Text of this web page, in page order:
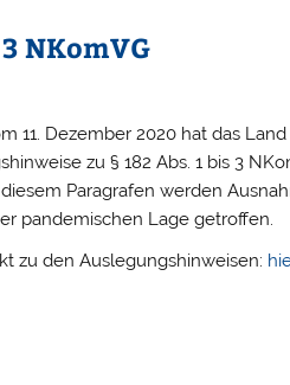
NKomVG
11. Dezember 2020 hat das
zu § 182 Abs. 1 bis 3
Paragrafen werden
pandemischen Lage getroffen.
zu den Auslegungshinweisen: